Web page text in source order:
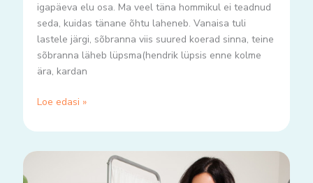
igapäeva elu osa. Ma veel täna hommikul ei teadnud
seda, kuidas tänane õhtu laheneb. Vanaisa tuli
lastele järgi, sõbranna viis suured koerad sinna, teine
sõbranna läheb lüpsma(hendrik lüpsis enne kolme
ära, kardan
Loe edasi »